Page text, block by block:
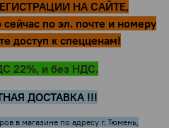
НА САЙТЕ,
по эл. почте и номеру
доступ к спецценам!
22%, и без НДС.
ДОСТАВКА !!!
в магазине по адресу г. Тюмень,